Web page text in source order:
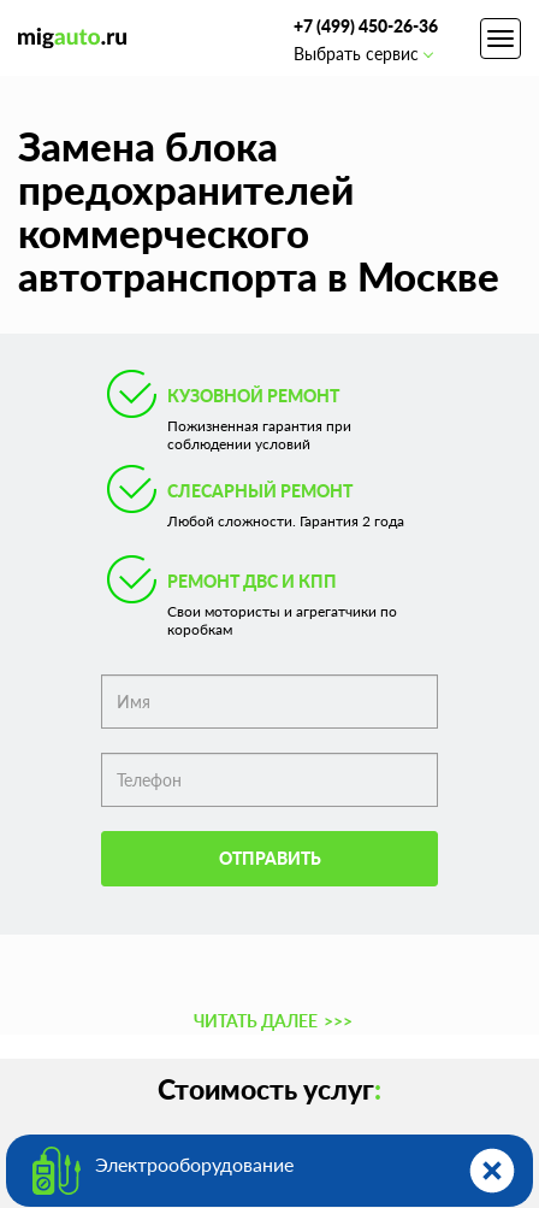
+7 (499) 450-26-36
Выбрать сервис
Замена блока
предохранителей
коммерческого
автотранспорта в Москве
КУЗОВНОЙ РЕМОНТ
Пожизненная гарантия при
соблюдении условий
СЛЕСАРНЫЙ РЕМОНТ
Любой сложности. Гарантия 2 года
РЕМОНТ ДВС И КПП
Свои мотористы и агрегатчики по
коробкам
ОТПРАВИТЬ
ЧИТАТЬ ДАЛЕЕ >>>
Стоимость услуг:
Электрооборудованиe